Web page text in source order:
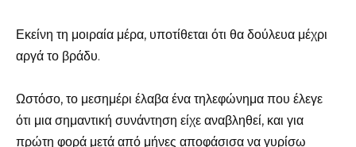
Εκείνη τη μοιραία μέρα, υποτίθεται ότι θα δούλευα μέχρι
αργά το βράδυ.
Ωστόσο, το μεσημέρι έλαβα ένα τηλεφώνημα που έλεγε
ότι μια σημαντική συνάντηση είχε αναβληθεί, και για
πρώτη φορά μετά από μήνες αποφάσισα να γυρίσω